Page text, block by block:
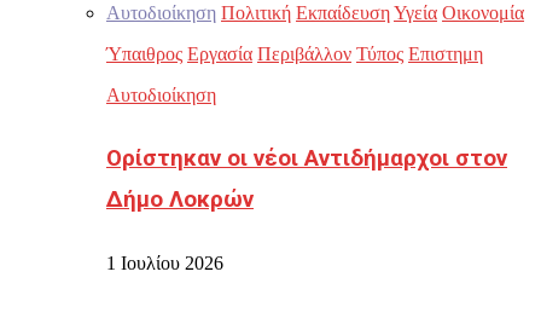
Αυτοδιοίκηση Πολιτική ΕκπαίδευσηΥγεία Οικονομία
Ύπαιθρος Εργασία Περιβάλλον Τύπος Επιστημη
Αυτοδιοίκηση
Ορίστηκαν οι νέοι Αντιδήμαρχοι στον
Δήμο Λοκρών
1 Ιουλίου 2026